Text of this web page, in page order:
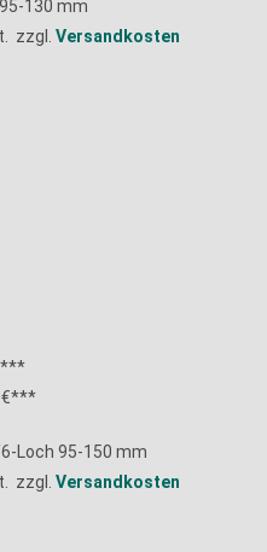
130 mm
zzgl.Versandkosten
Loch 95-150 mm
zzgl.Versandkosten